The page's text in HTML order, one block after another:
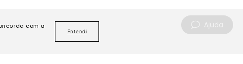
com a
Entendi
Ajuda